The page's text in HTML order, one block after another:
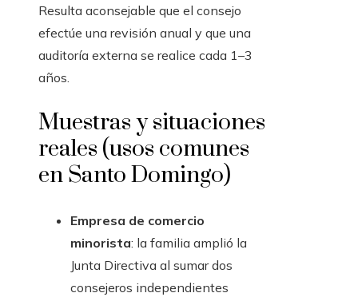
Resulta aconsejable que el consejo
efectúe una revisión anual y que una
auditoría externa se realice cada 1–3
años.
Muestras y situaciones
reales (usos comunes
en Santo Domingo)
Empresa de comercio
minorista: la familia amplió la
Junta Directiva al sumar dos
consejeros independientes